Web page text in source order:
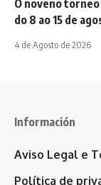
O noveno
do 8 ao 15 de
4 de Agosto de 2026
Información
Aviso Legal e
Política de